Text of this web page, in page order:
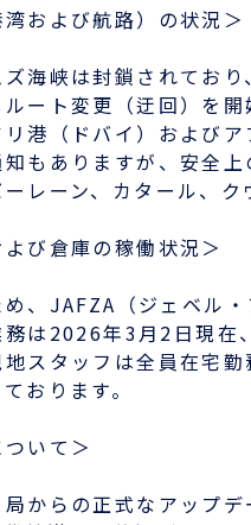
情報/お知らせ
変更情報
といき
イク
および航路）の状況＞
ズ海峡は封鎖されてお
ート変更（迂回）を開
リ港（ドバイ）および
もありますが、安全
レーン、カタール、
び倉庫の稼働状況＞
め、JAFZA（ジェベル
は2026年3月2日現在
地スタッフは全員在宅
おります。
いて＞
からの正式なアップ